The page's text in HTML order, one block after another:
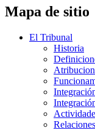
Mapa de sitio
El Tribunal
Historia